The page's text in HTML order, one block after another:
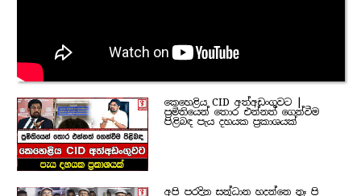
කෙහෙළිය CID අත්අඩංගුවට |
ප්‍රමිතියෙන් තොර එන්නත් ගෙන්වීම
පිළිබඳ පැය දහයක ප්‍රකාශයක්
අපි පරදින සන්ධාන හදන්නෙ නෑ පි